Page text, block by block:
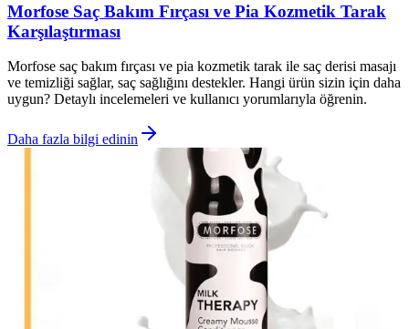
Morfose Saç Bakım Fırçası ve Pia Kozmetik Tarak
Karşılaştırması
Morfose saç bakım fırçası ve pia kozmetik tarak ile saç derisi masajı
ve temizliği sağlar, saç sağlığını destekler. Hangi ürün sizin için daha
uygun? Detaylı incelemeleri ve kullanıcı yorumlarıyla öğrenin.
Daha fazla bilgi edinin